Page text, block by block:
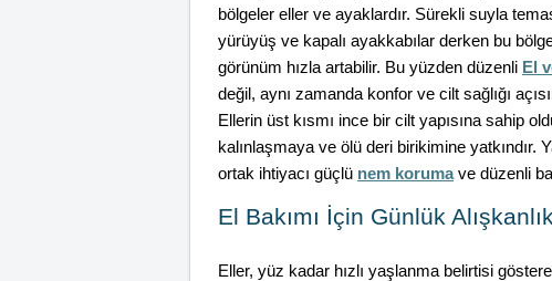
bölgeler eller ve ayaklardır. Sürekli suyla
yürüyüş ve kapalı ayakkabılar derken bu
görünüm hızla artabilir. Bu yüzden düzenli El
değil, aynı zamanda konfor ve cilt sağlığı
Ellerin üst kısmı ince bir cilt yapısına sahip
kalınlaşmaya ve ölü deri birikimine yatkındır.
ortak ihtiyacı güçlü nem korumave düzenli
El Bakımı İçin Günlük
Eller, yüz kadar hızlı yaşlanma belirtisi